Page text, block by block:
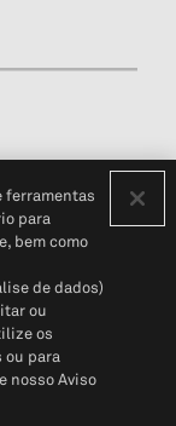
(em inglês)
Global
ferramentas
para
bem como
de dados)
ou
os
ou para
nosso Aviso